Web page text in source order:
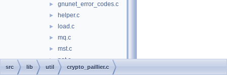
► gnunet_error_codes.c
► helper.c
► load.c
► mq.c
► mst.c
► nat.c
► nc.c
src lib util crypto_paillier.c